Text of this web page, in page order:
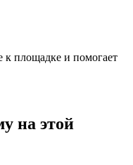
к площадке и помогает
на этой